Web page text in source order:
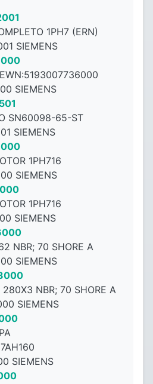
1PH7 (ERN)
SIEMENS
SIEMENS
SN60098-65-ST
SIEMENS
1PH716
SIEMENS
1PH716
SIEMENS
NBR; 70 SHORE A
SIEMENS
280X3 NBR; 70 SHORE A
SIEMENS
SIEMENS